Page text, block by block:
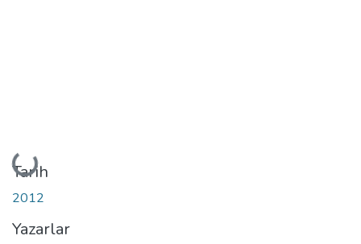
Yükleniyor...
Tarih
2012
Yazarlar